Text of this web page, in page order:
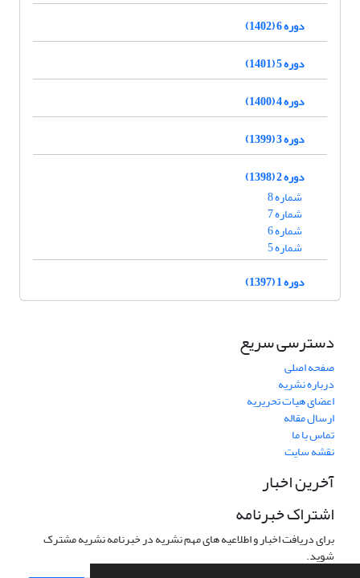
دوره 6 (1402)
دوره 5 (1401)
دوره 4 (1400)
دوره 3 (1399)
دوره 2 (1398)
شماره 8
شماره 7
شماره 6
شماره 5
دوره 1 (1397)
دسترسی سریع
صفحه اصلی
درباره نشریه
اعضای هیات تحریریه
ارسال مقاله
تماس با ما
نقشه سایت
آخرین اخبار
اشتراک خبرنامه
برای دریافت اخبار و اطلاعیه های مهم نشریه در خبرنامه نشریه مشترک
شوید.